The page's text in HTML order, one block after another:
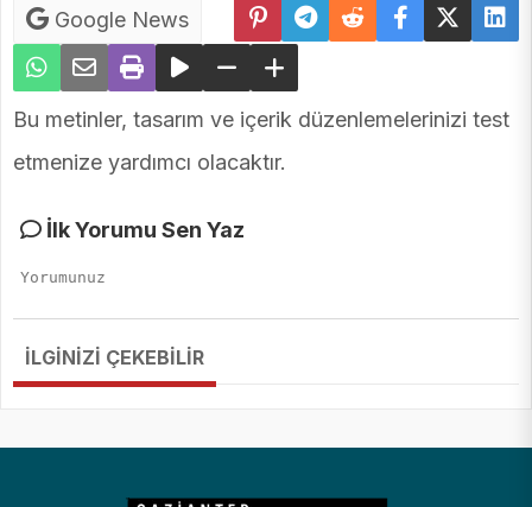
Google News
Bu metinler, tasarım ve içerik düzenlemelerinizi test
etmenize yardımcı olacaktır.
İlk Yorumu Sen Yaz
İLGİNİZİ ÇEKEBİLİR